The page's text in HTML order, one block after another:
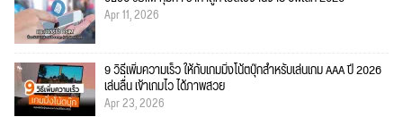
Apr 11, 2026
9 วิธีเพิ่มความเร็ว ให้กับเกมมิ่งโน้ตบุ๊กสำหรับเล่นเกม AAA ปี 2026
เล่นลื่น เข้าเกมไว ได้ภาพสวย
Apr 23, 2026